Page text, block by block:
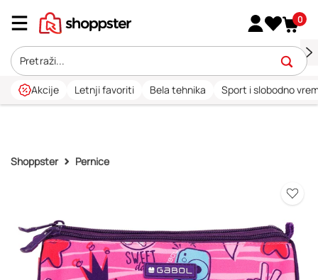
0
Akcije Letnji favoriti Bela tehnika Sport i slobodno
Shoppster Pernice